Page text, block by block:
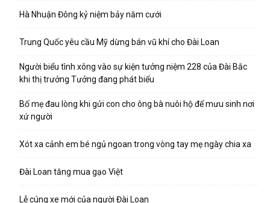
Hà Nhuận Đông kỷ niệm bảy năm cưới
Trung Quốc yêu cầu Mỹ dừng bán vũ khí cho Đài Loan
Người biểu tình xông vào sự kiện tưởng niệm 228 của Đài Bắc
khi thị trưởng Tưởng đang phát biểu
Bố mẹ đau lòng khi gửi con cho ông bà nuôi hộ để mưu sinh nơi
xứ người
Xót xa cảnh em bé ngủ ngoan trong vòng tay mẹ ngày chia xa
Đài Loan tăng mua gạo Việt
Lễ cúng xe mới của người Đài Loan